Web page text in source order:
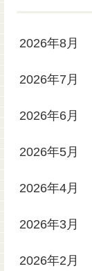
2026年8月
2026年7月
2026年6月
2026年5月
2026年4月
2026年3月
2026年2月